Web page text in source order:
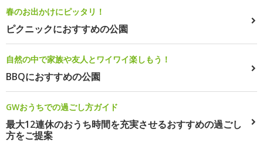
春のお出かけにピッタリ！
ピクニックにおすすめの公園
自然の中で家族や友人とワイワイ楽しもう！
BBQにおすすめの公園
GWおうちでの過ごし方ガイド
最大12連休のおうち時間を充実させるおすすめの過ごし
方をご提案